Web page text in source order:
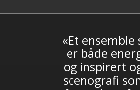
«Et ensemble
er både
og inspirert
scenografi